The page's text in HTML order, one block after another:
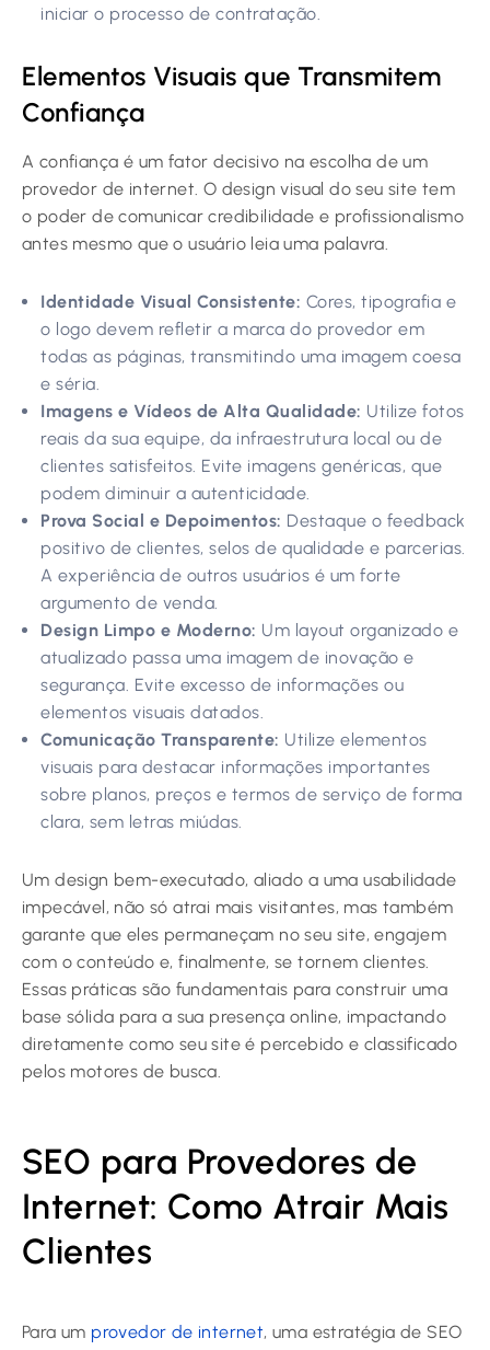
iniciar o processo de contratação.
Elementos Visuais que Transmitem
Confiança
A confiança é um fator decisivo na escolha de um
provedor de internet. O design visual do seu site tem
o poder de comunicar credibilidade e profissionalismo
antes mesmo que o usuário leia uma palavra.
Identidade Visual Consistente: Cores, tipografia e
o logo devem refletir a marca do provedor em
todas as páginas, transmitindo uma imagem coesa
e séria.
Imagens e Vídeos de Alta Qualidade: Utilize fotos
reais da sua equipe, da infraestrutura local ou de
clientes satisfeitos. Evite imagens genéricas, que
podem diminuir a autenticidade.
Prova Social e Depoimentos: Destaque o feedback
positivo de clientes, selos de qualidade e parcerias.
A experiência de outros usuários é um forte
argumento de venda.
Design Limpo e Moderno: Um layout organizado e
atualizado passa uma imagem de inovação e
segurança. Evite excesso de informações ou
elementos visuais datados.
Comunicação Transparente: Utilize elementos
visuais para destacar informações importantes
sobre planos, preços e termos de serviço de forma
clara, sem letras miúdas.
Um design bem-executado, aliado a uma usabilidade
impecável, não só atrai mais visitantes, mas também
garante que eles permaneçam no seu site, engajem
com o conteúdo e, finalmente, se tornem clientes.
Essas práticas são fundamentais para construir uma
base sólida para a sua presença online, impactando
diretamente como seu site é percebido e classificado
pelos motores de busca.
SEO para Provedores de
Internet: Como Atrair Mais
Clientes
Para um provedor de internet, uma estratégia de SEO